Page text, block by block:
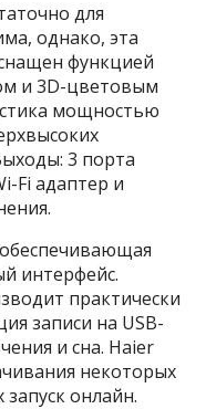
для
однако, эта
функцией
и 3D-цветовым
мощностью
3 порта
Fi адаптер и
интерфейс.
практически
записи на USB-
и сна. Haier
некоторых
онлайн.